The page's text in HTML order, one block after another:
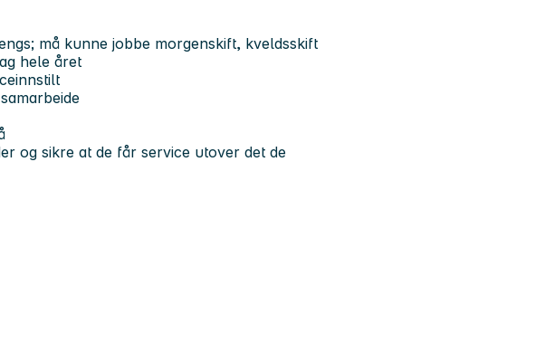
må kunne jobbe morgenskift, kveldsskift
hele året
og sikre at de får service utover det de